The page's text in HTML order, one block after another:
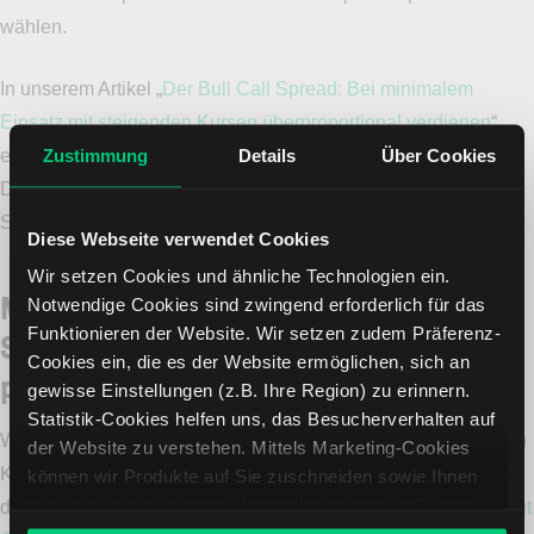
Zustimmung Details Über Cookies
Diese Webseite verwendet Cookies
Wir setzen Cookies und ähnliche Technologien ein.
Notwendige Cookies sind zwingend erforderlich für das
Funktionieren der Website. Wir setzen zudem Präferenz-
Cookies ein, die es der Website ermöglichen, sich an
gewisse Einstellungen (z.B. Ihre Region) zu erinnern.
Statistik-Cookies helfen uns, das Besucherverhalten auf
der Website zu verstehen. Mittels Marketing-Cookies
können wir Produkte auf Sie zuschneiden sowie Ihnen
wählen.
In unserem Artikel „Der Bull Call Spread: Bei minimalem
Einsatz mit steigenden Kursen überproportional verdienen“
erklären wir Ihnen alle Mechanismen zum Bull Call Spread.
Der Begriff „Bull“ steht in diesem Zusammenhang für eine
Strategie, die auf einen steigenden Basiswert setzt.
Mit einem Bull Put Spread auf
Sicherheit setzen und trotzdem
profitieren
Wenn Sie Ihre Prioritäten eher auf Sicherheit setzen und einen
Kursrückgang der gewählten Aktie abfedern möchten, ohne
dabei zu sehr auf Rendite zu verzichten, bietet sich ein
Bull Put